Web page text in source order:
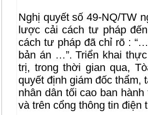
Nghị quyết số 49-NQ/TW
lược cải cách tư pháp
cách tư pháp đã chỉ rõ :
bản án …”. Triển khai
trị, trong thời gian qua,
quyết định giám đốc thẩm,
nhân dân tối cao ban
và trên cổng thông tin điện